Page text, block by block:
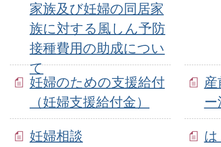
家族及び妊婦の同居家
族に対する風しん予防
接種費用の助成につい
て
妊婦のための支援給付
（妊婦支援給付金）
妊婦相談